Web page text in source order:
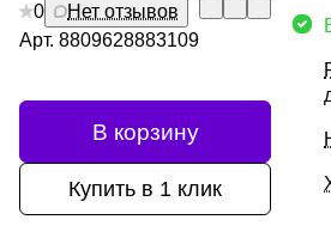
0
Нет отзывов
Арт. 8809628883109
В корзину
Купить в 1 клик